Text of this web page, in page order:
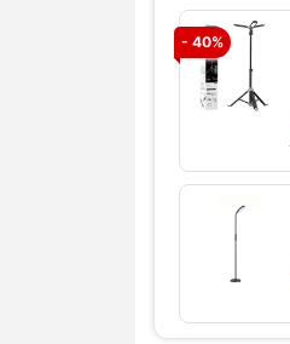
Tính
Thiết
không
Độ
Ánh
Chụp
Cổng
- 40%